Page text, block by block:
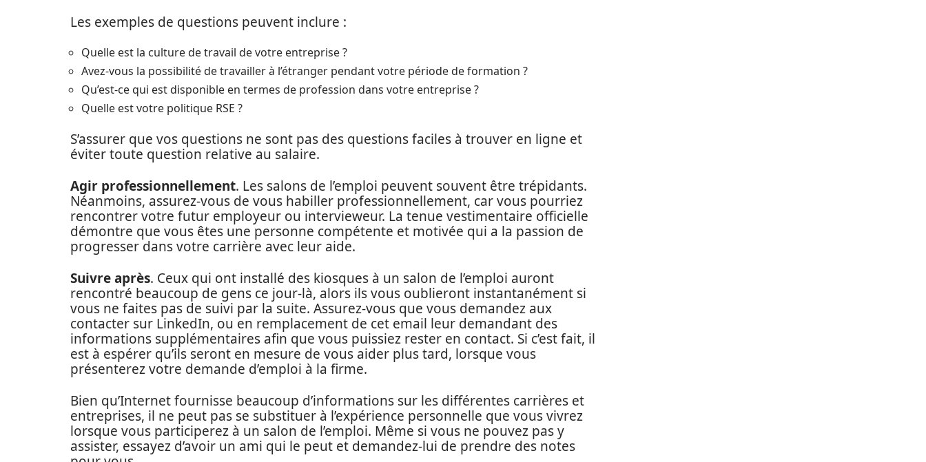
Les exemples de questions peuvent inclure :
Quelle est la culture de travail de votre entreprise ?
Avez-vous la possibilité de travailler à l’étranger pendant votre période de formation ?
Qu’est-ce qui est disponible en termes de profession dans votre entreprise ?
Quelle est votre politique RSE ?
S’assurer que vos questions ne sont pas des questions faciles à trouver en ligne et
éviter toute question relative au salaire.
Agir professionnellement. Les salons de l’emploi peuvent souvent être trépidants.
Néanmoins, assurez-vous de vous habiller professionnellement, car vous pourriez
rencontrer votre futur employeur ou intervieweur. La tenue vestimentaire officielle
démontre que vous êtes une personne compétente et motivée qui a la passion de
progresser dans votre carrière avec leur aide.
Suivre après. Ceux qui ont installé des kiosques à un salon de l’emploi auront
rencontré beaucoup de gens ce jour-là, alors ils vous oublieront instantanément si
vous ne faites pas de suivi par la suite. Assurez-vous que vous demandez aux
contacter sur LinkedIn, ou en remplacement de cet email leur demandant des
informations supplémentaires afin que vous puissiez rester en contact. Si c’est fait, il
est à espérer qu’ils seront en mesure de vous aider plus tard, lorsque vous
présenterez votre demande d’emploi à la firme.
Bien qu’Internet fournisse beaucoup d’informations sur les différentes carrières et
entreprises, il ne peut pas se substituer à l’expérience personnelle que vous vivrez
lorsque vous participerez à un salon de l’emploi. Même si vous ne pouvez pas y
assister, essayez d’avoir un ami qui le peut et demandez-lui de prendre des notes